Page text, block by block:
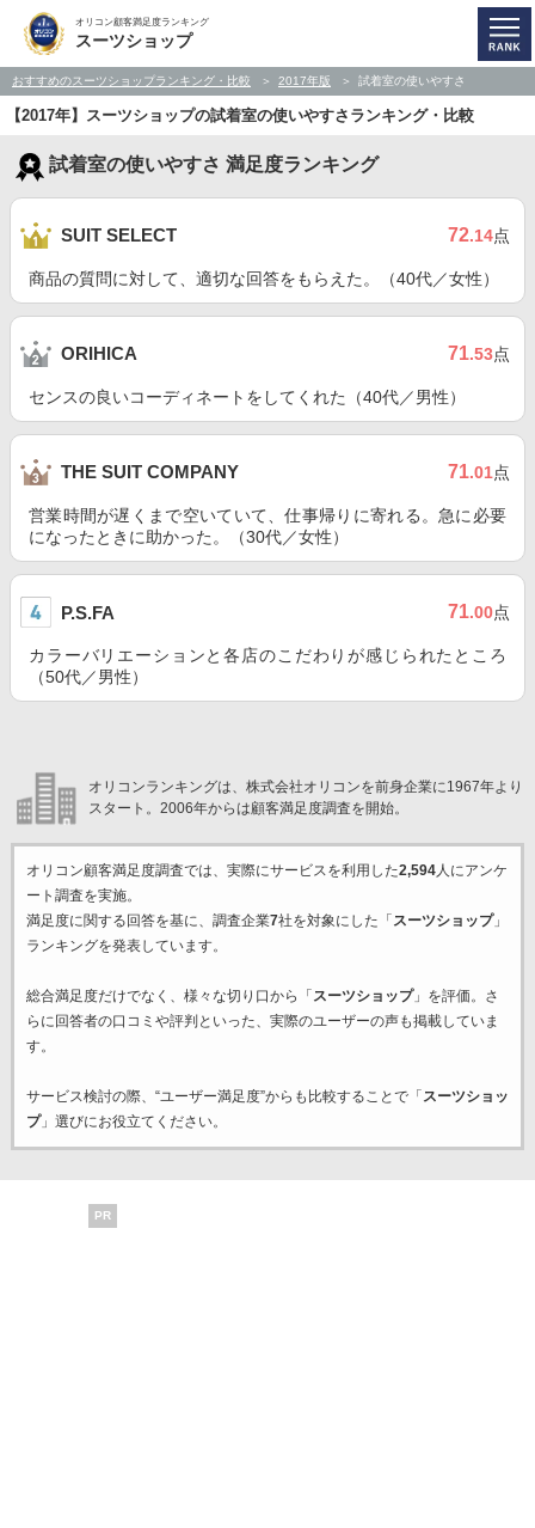
オリコン顧客満足度ランキング
スーツショップ
おすすめのスーツショップランキング・比較 2017年版 試着室の使いやすさ
【2017年】スーツショップの試着室の使いやすさランキング・比較
試着室の使いやすさ 満足度ランキング
SUIT SELECT 72.14点
商品の質問に対して、適切な回答をもらえた。（40代／女性）
ORIHICA 71.53点
センスの良いコーディネートをしてくれた（40代／男性）
THE SUIT COMPANY 71.01点
営業時間が遅くまで空いていて、仕事帰りに寄れる。急に必要
になったときに助かった。（30代／女性）
P.S.FA 71.00点
カラーバリエーションと各店のこだわりが感じられたところ
（50代／男性）
オリコンランキングは、株式会社オリコンを前身企業に1967年より
スタート。2006年からは顧客満足度調査を開始。
オリコン顧客満足度調査では、実際にサービスを利用した2,594人にアンケ
ート調査を実施。
満足度に関する回答を基に、調査企業7社を対象にした「 スーツショップ」
ランキングを発表しています。
総合満足度だけでなく、様々な切り口から「 スーツショップ」を評価。さ
らに回答者の口コミや評判といった、実際のユーザーの声も掲載していま
す。
サービス検討の際、“ユーザー満足度”からも比較することで「 スーツショッ
プ」選びにお役立てください。
PR